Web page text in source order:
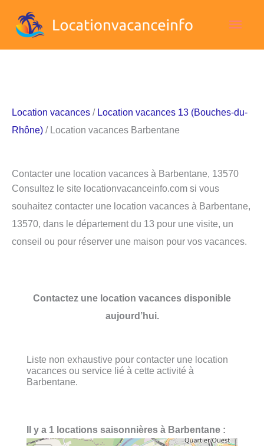
Location vacances / Location vacances 13 (Bouches-du-
Rhône) / Location vacances Barbentane
Contacter une location vacances à Barbentane, 13570
Consultez le site locationvacanceinfo.com si vous
souhaitez contacter une location vacances à Barbentane,
13570, dans le département du 13 pour une visite, un
conseil ou pour réserver une maison pour vos vacances.
Contactez une location vacances disponible
aujourd’hui.
Liste non exhaustive pour contacter une location
vacances ou service lié à cette activité à
Barbentane.
Il y a 1 locations saisonnières à Barbentane :